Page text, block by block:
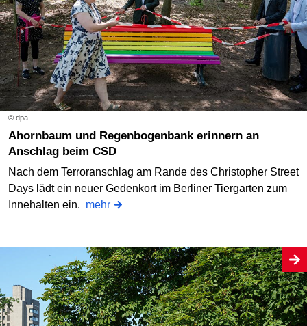
© dpa
Ahornbaum und Regenbogenbank erinnern an
Anschlag beim CSD
Nach dem Terroranschlag am Rande des Christopher Street
Days lädt ein neuer Gedenkort im Berliner Tiergarten zum
Innehalten ein. mehr